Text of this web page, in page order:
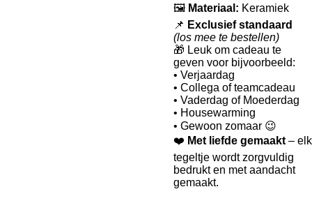
🖼️ Materiaal: Keramiek
📌 Exclusief standaard
(los mee te bestellen)
🎁 Leuk om cadeau te
geven voor bijvoorbeeld:
• Verjaardag
• Collega of teamcadeau
• Vaderdag of Moederdag
• Housewarming
• Gewoon zomaar 😉
❤️ Met liefde gemaakt – elk
tegeltje wordt zorgvuldig
bedrukt en met aandacht
gemaakt.